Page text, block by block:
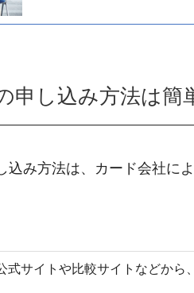
申し込み方法は簡
込み方法は、カード会社に
式サイトや比較サイトなどか